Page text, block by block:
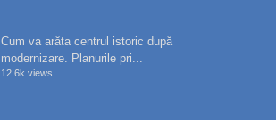
Cum va arăta centrul istoric după
modernizare. Planurile pri...
12.6k views